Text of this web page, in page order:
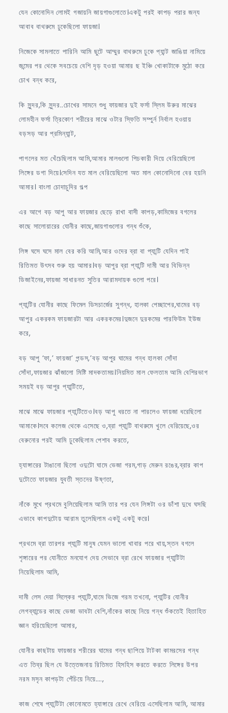
যেন কোনোদিন লোমই গজায়নি জায়গাগুলোতে।একটু পরই কাপড় পরার জন্য
আবাব বাথরুমে ঢুকেছিলো ফায়জা।
নিজেকে সামলাতে পারিনি আমি ছুটে আম্মুর বাথরুমে ঢুকে প্যান্ট জাঙিয়া নামিয়ে
জন্মের পর থেকে সবচেয়ে বেশি দৃড় হওয়া আমার ছ ইঞ্চি খোকাটাকে মুঠো করে
চোখ বন্ধ করে,
কি সুন্দর,কি সুন্দর..চোখের সামনে শুধু ফায়জার দুই ফর্সা স্লিম উরুর মাঝের
লোমহীন ফর্সা ত্রিকোণ শরীরের মাঝে ওটার স্ফিতি সম্পুর্ন নির্বাল হওয়ায়
বড়সড় আর প্রমিন্যান্ট,
পাগলের মত খেঁচেছিলাম আমি,আমার মালগুলো পিচকারী দিয়ে বেরিয়েছিলো
লিঙ্গের ডগা দিয়ে।সেদিন যত মাল বেরিয়েছিলো অত মাল কোনোদিনো বের হয়নি
আমার। বাংলা চোদাচুদির গল্প
এর আগে বড় আপু আর ফায়জার ছেড়ে রাখা বাসী কাপড়,কামিজের বগলের
কাছে সালোয়ারের যোনীর কাছে,জায়গাগুলোর গন্ধ শুঁকে,
লিঙ্গ ঘসে ঘসে মাল বের করি আমি,আর ওদের ব্রা বা প্যান্টি যেদিন পাই
রিতিমত উৎসব শুরু হয় আমার।বড় আপুর ব্রা প্যান্টি দামী আর বিভিন্ন
ডিজাইনের,ফায়জা সাধারনত সুতির আরামদায়ক গুলো পরে।
প্যান্টির যোনীর কাছে ফিমেল ডিসচার্জের সুগন্ধ, হালকা পেচ্ছাপের,ঘামের বড়
আপুর একরকম ফায়জারটা আর একরকমের।দুজনে দুরকমের পারফিউম ইউজ
করে,
বড় আপু ‘ফা,’ ফায়জা’ পন্ডস,’বড় আপুর ঘামের গন্ধ হালকা সোঁদা
সোঁদা,ফায়জার ঝাঁজালো মিষ্টি মাদকতাময়।নিয়মিত মাল ফেলতাম আমি বেশিরভাগ
সময়ই বড় আপুর প্যান্টিতে,
মাঝে মাঝে ফায়জার প্যান্টিতেও।বড় আপু ধরতে না পারলেও ফায়জা ধরেছিলো
আমাকে।সবে কলেজ থেকে এসেছে ও,ব্রা প্যান্টি বাথরুমে খুলে বেরিয়েছে,ওর
বেরুনোর পরই আমি ঢুকেছিলাম পেশাব করতে,
হ্যাঙ্গারের টাঙানো ছিলো ওদুটো ঘামে ভেজা গরম,গাড় মেরুন রঙের,ব্রার কাপ
দুটোতে ফায়জার যুবতী স্তনের উষ্ণতা,
নাঁকে মুখে প্রথমে বুলিয়েছিলাম আমি তার পর যেন লিঙ্গটা ওর ডাঁশা দুধে ঘসছি
এভাবে কাপদুটোয় আরাম তুলেছিলাম একটু একটু করে।
প্রথমে ব্রা তারপর প্যান্টি মানুষ যেমন ভালো খাবার পরে খায়,স্তন বগলে
শৃঙ্গারের পর যোনীতে মনযোগ দেয় সেভাবে ব্রা রেখে ফায়জার প্যান্টিটা
নিয়েছিলাম আমি,
দামী লেস দেয়া সিল্কের প্যান্টি,ঘামে ভিজে গরম তখনো, প্যান্টির যোনীর
লেগব্যান্ডের কাছে ভেজা ভাবটা বেশি,নাঁকের কাছে নিয়ে গন্ধ শুঁকতেই হিতাহিত
জ্ঞান হরিয়েছিলো আমার,
যোনীর কাছটায় ফায়জার শরীরের ঘামের গন্ধ ছাপিয়ে টাটকা কামরসের গন্ধ
এত তিব্র ছিল যে উত্তেজনায় রিতিমত হিসহিস করতে করতে লিঙ্গের উপর
নরম মসৃন কাপড়টা পেঁচিয়ে নিয়ে….,
কাজ শেষে প্যান্টিটা কোনোমতে হ্যাঙ্গারে রেখে বেরিয়ে এসেছিলাম আমি, আমার